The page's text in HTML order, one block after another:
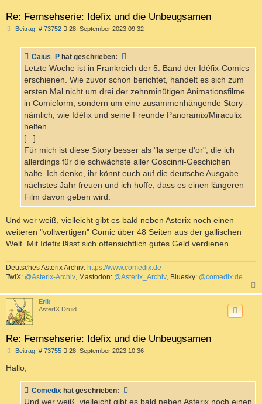
Re: Fernsehserie: Idefix und die Unbeugsamen
Beitrag: # 73752B
r
a
28. September 2023 09:32
Caius_P hat geschrieben:
Letzte Woche ist in Frankreich der 5. Band der Idéfix-Comics
erschienen. Wie zuvor schon berichtet, handelt es sich zum
ersten Mal nicht um drei der zehnminütigen Animationsfilme
in Comicform, sondern um eine zusammenhängende Story -
nämlich, wie Idéfix und seine Freunde Panoramix/Miraculix
helfen.
[...]
Für mich ist diese Story besser als "la serpe d'or", die ich
allerdings für die schwächste aller Goscinni-Geschichen
halte. Ich denke, ihr könnt euch auf die deutsche Ausgabe
nächstes Jahr freuen und ich hoffe, dass es einen längeren
Film davon geben wird.
Und wer weiß, vielleicht gibt es bald neben Asterix noch einen
weiteren "vollwertigen" Comic über 48 Seiten aus der gallischen
Welt. Mit Idefix lässt sich offensichtlich gutes Geld verdienen.
Deutsches Asterix Archiv: https://www.comedix.de
TwiX: @Asterix-Archiv, Mastodon: @Asterix_Archiv, Bluesky: @comedix.de
a
Erik
AsterIX Druid
Re: Fernsehserie: Idefix und die Unbeugsamen
Beitrag: # 73755B
r
a
28. September 2023 10:36
Hallo,
Comedix hat geschrieben:
Und wer weiß, vielleicht gibt es bald neben Asterix noch einen